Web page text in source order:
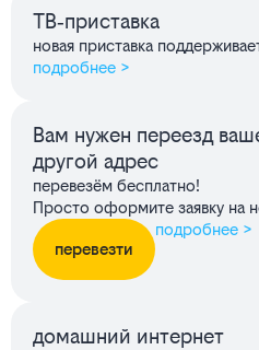
ТВ‑приставка
новая приставка
подробнее >
Вам нужен переезд
другой адрес
перевезём бесплатно!
Просто оформите заявку на
перевезти
подробнее >
домашний интернет